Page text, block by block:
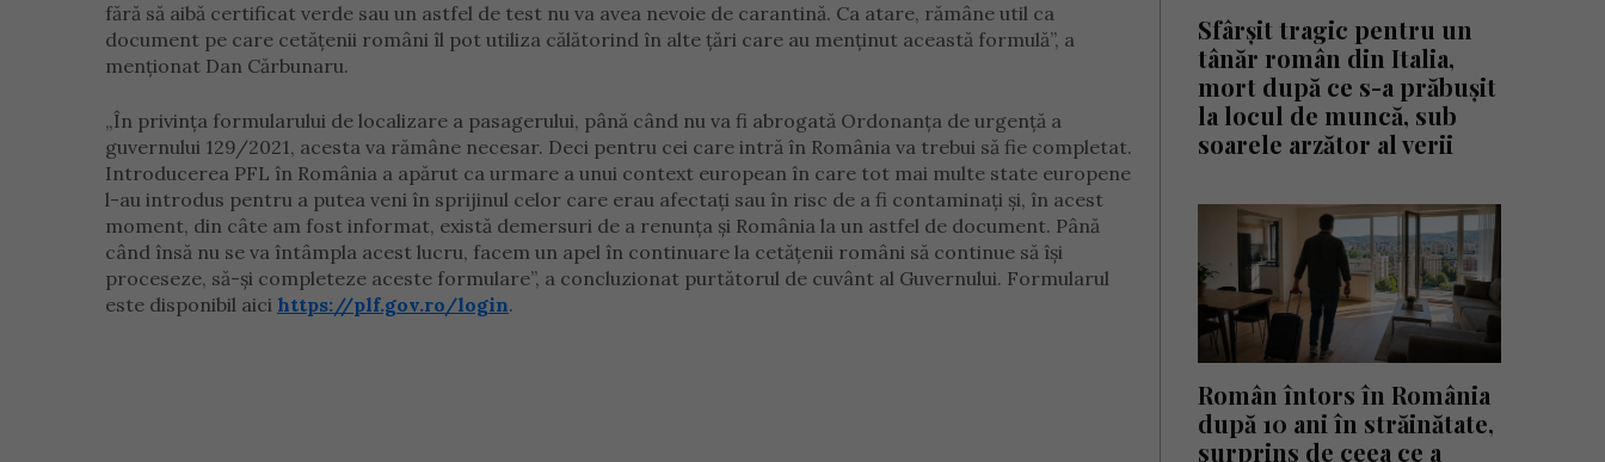
fără să aibă certificat verde sau un astfel de test nu va avea nevoie de carantină. Ca atare, rămâne util ca
document pe care cetățenii români îl pot utiliza călătorind în alte țări care au menținut această formulă”, a
menționat Dan Cărbunaru.
„În privința formularului de localizare a pasagerului, până când nu va fi abrogată Ordonanța de urgență a
guvernului 129/2021, acesta va rămâne necesar. Deci pentru cei care intră în România va trebui să fie completat.
Introducerea PFL în România a apărut ca urmare a unui context european în care tot mai multe state europene
l-au introdus pentru a putea veni în sprijinul celor care erau afectați sau în risc de a fi contaminați și, în acest
moment, din câte am fost informat, există demersuri de a renunța și România la un astfel de document. Până
când însă nu se va întâmpla acest lucru, facem un apel în continuare la cetățenii români să continue să își
proceseze, să-și completeze aceste formulare”, a concluzionat purtătorul de cuvânt al Guvernului. Formularul
este disponibil aici https://plf.gov.ro/login.
Sfârșit tragic pentru un
tânăr român din Italia,
mort după ce s-a prăbușit
la locul de muncă, sub
soarele arzător al verii
Român întors în România
după 10 ani în străinătate,
surprins de ceea ce a